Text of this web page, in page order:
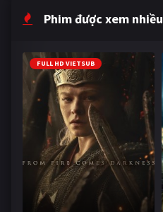
Phim được xem nhiều
FULL HD VIETSUB